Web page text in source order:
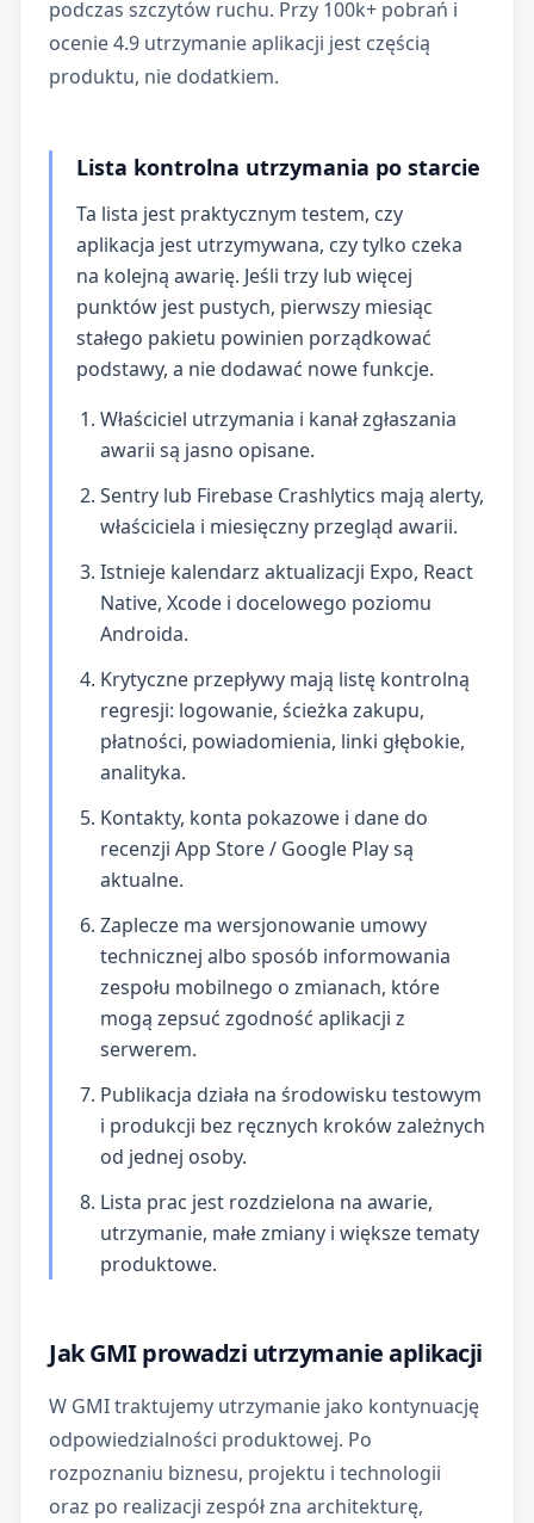
podczas szczytów ruchu. Przy 100k+ pobrań i
ocenie 4.9 utrzymanie aplikacji jest częścią
produktu, nie dodatkiem.
Lista kontrolna utrzymania po starcie
Ta lista jest praktycznym testem, czy
aplikacja jest utrzymywana, czy tylko czeka
na kolejną awarię. Jeśli trzy lub więcej
punktów jest pustych, pierwszy miesiąc
stałego pakietu powinien porządkować
podstawy, a nie dodawać nowe funkcje.
Właściciel utrzymania i kanał zgłaszania
awarii są jasno opisane.
Sentry lub Firebase Crashlytics mają alerty,
właściciela i miesięczny przegląd awarii.
Istnieje kalendarz aktualizacji Expo, React
Native, Xcode i docelowego poziomu
Androida.
Krytyczne przepływy mają listę kontrolną
regresji: logowanie, ścieżka zakupu,
płatności, powiadomienia, linki głębokie,
analityka.
Kontakty, konta pokazowe i dane do
recenzji App Store / Google Play są
aktualne.
Zaplecze ma wersjonowanie umowy
technicznej albo sposób informowania
zespołu mobilnego o zmianach, które
mogą zepsuć zgodność aplikacji z
serwerem.
Publikacja działa na środowisku testowym
i produkcji bez ręcznych kroków zależnych
od jednej osoby.
Lista prac jest rozdzielona na awarie,
utrzymanie, małe zmiany i większe tematy
produktowe.
Jak GMI prowadzi utrzymanie aplikacji
W GMI traktujemy utrzymanie jako kontynuację
odpowiedzialności produktowej. Po
rozpoznaniu biznesu, projektu i technologii
oraz po realizacji zespół zna architekturę,